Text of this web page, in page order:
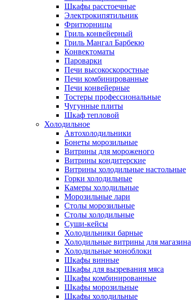
Шкафы расстоечные
Электрокипятильник
Фритюрницы
Гриль конвейерный
Гриль Мангал Барбекю
Конвектоматы
Пароварки
Печи высокоскоростные
Печи комбинированные
Печи конвейерные
Тостеры профессиональные
Чугунные плиты
Шкаф тепловой
Холодильное
Автохолодильники
Бонеты морозильные
Витрины для мороженого
Витрины кондитерские
Витрины холодильные настольные
Горки холодильные
Камеры холодильные
Морозильные лари
Столы морозильные
Столы холодильные
Суши-кейсы
Холодильники барные
Холодильные витрины для магазина
Холодильные моноблоки
Шкафы винные
Шкафы для вызревания мяса
Шкафы комбинированные
Шкафы морозильные
Шкафы холодильные